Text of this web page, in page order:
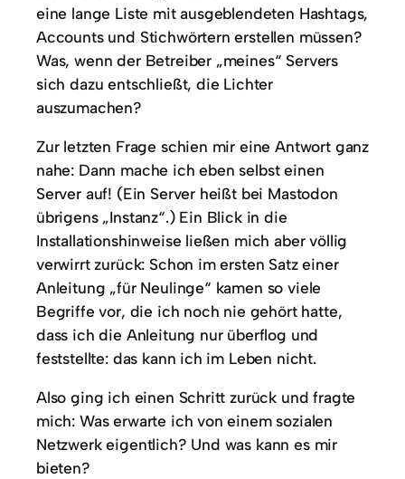
eine lange Liste mit ausgeblendeten Hashtags,
Accounts und Stichwörtern erstellen müssen?
Was, wenn der Betreiber „meines“ Servers
sich dazu entschließt, die Lichter
auszumachen?
Zur letzten Frage schien mir eine Antwort ganz
nahe: Dann mache ich eben selbst einen
Server auf! (Ein Server heißt bei Mastodon
übrigens „Instanz“.) Ein Blick in die
Installationshinweise ließen mich aber völlig
verwirrt zurück: Schon im ersten Satz einer
Anleitung „für Neulinge“ kamen so viele
Begriffe vor, die ich noch nie gehört hatte,
dass ich die Anleitung nur überflog und
feststellte: das kann ich im Leben nicht.
Also ging ich einen Schritt zurück und fragte
mich: Was erwarte ich von einem sozialen
Netzwerk eigentlich? Und was kann es mir
bieten?